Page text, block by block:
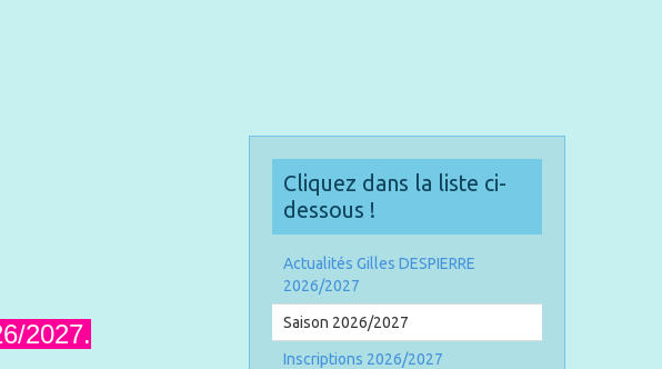
2027.
Cliquez dans la liste ci-
dessous !
Actualités Gilles DESPIERRE
2026/2027
Saison 2026/2027
Inscriptions 2026/2027